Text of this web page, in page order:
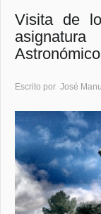
Visita de
Escrito por José